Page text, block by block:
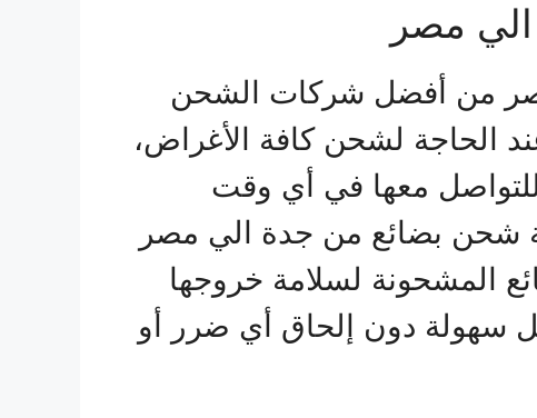
مصر
من أفضل شركات الشحن
الحاجة لشحن كافة الأغراض،
مدار 24 ساعة للتواصل معها في أي وقت
شحن بضائع من جدة الي مصر
المشحونة لسلامة خروجها
سهولة دون إلحاق أي ضرر أو